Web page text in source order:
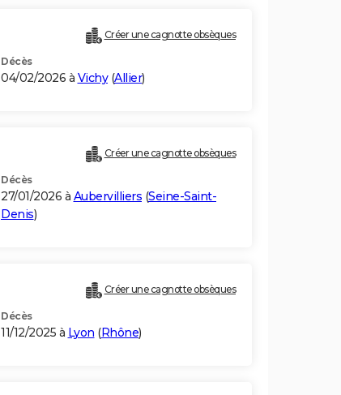
Créer une cagnotte obsèques
Décès
04/02/2026 à Vichy(Allier)
Créer une cagnotte obsèques
Décès
27/01/2026 à Aubervilliers (Seine-Saint-
Denis)
Créer une cagnotte obsèques
Décès
11/12/2025 à Lyon (Rhône)